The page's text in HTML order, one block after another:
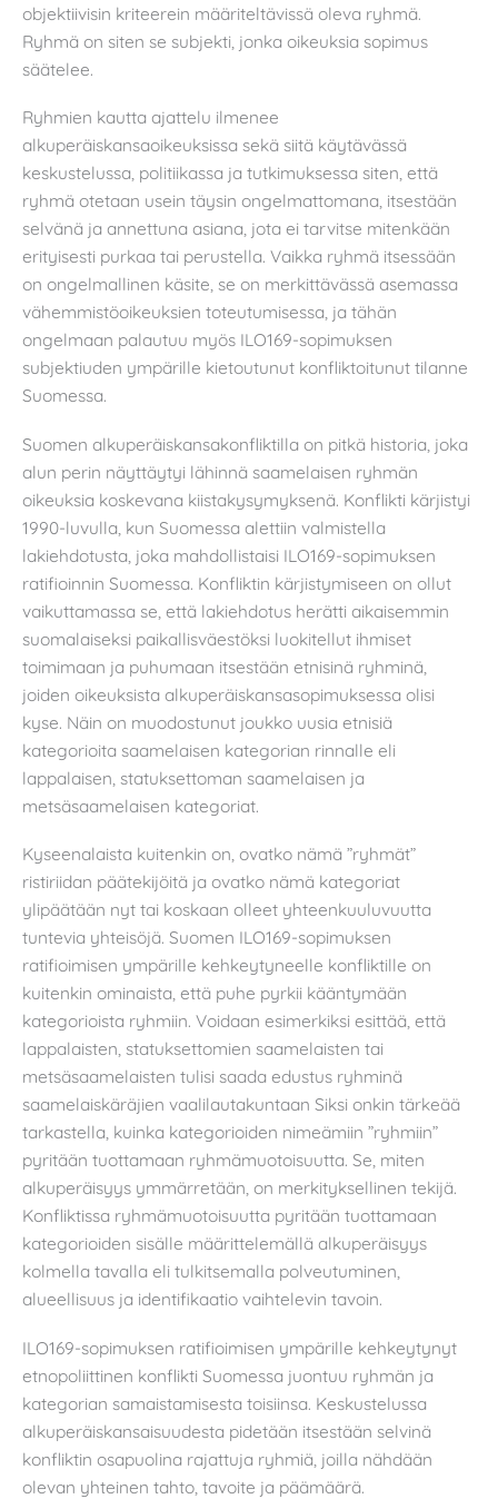
objektiivisin kriteerein määriteltävissä oleva ryhmä.
Ryhmä on siten se subjekti, jonka oikeuksia sopimus
säätelee.
Ryhmien kautta ajattelu ilmenee
alkuperäiskansaoikeuksissa sekä siitä käytävässä
keskustelussa, politiikassa ja tutkimuksessa siten, että
ryhmä otetaan usein täysin ongelmattomana, itsestään
selvänä ja annettuna asiana, jota ei tarvitse mitenkään
erityisesti purkaa tai perustella. Vaikka ryhmä itsessään
on ongelmallinen käsite, se on merkittävässä asemassa
vähemmistöoikeuksien toteutumisessa, ja tähän
ongelmaan palautuu myös ILO169-sopimuksen
subjektiuden ympärille kietoutunut konfliktoitunut tilanne
Suomessa.
Suomen alkuperäiskansakonfliktilla on pitkä historia, joka
alun perin näyttäytyi lähinnä saamelaisen ryhmän
oikeuksia koskevana kiistakysymyksenä. Konflikti kärjistyi
1990-luvulla, kun Suomessa alettiin valmistella
lakiehdotusta, joka mahdollistaisi ILO169-sopimuksen
ratifioinnin Suomessa. Konfliktin kärjistymiseen on ollut
vaikuttamassa se, että lakiehdotus herätti aikaisemmin
suomalaiseksi paikallisväestöksi luokitellut ihmiset
toimimaan ja puhumaan itsestään etnisinä ryhminä,
joiden oikeuksista alkuperäiskansasopimuksessa olisi
kyse. Näin on muodostunut joukko uusia etnisiä
kategorioita saamelaisen kategorian rinnalle eli
lappalaisen, statuksettoman saamelaisen ja
metsäsaamelaisen kategoriat.
Kyseenalaista kuitenkin on, ovatko nämä ”ryhmät”
ristiriidan päätekijöitä ja ovatko nämä kategoriat
ylipäätään nyt tai koskaan olleet yhteenkuuluvuutta
tuntevia yhteisöjä. Suomen ILO169-sopimuksen
ratifioimisen ympärille kehkeytyneelle konfliktille on
kuitenkin ominaista, että puhe pyrkii kääntymään
kategorioista ryhmiin. Voidaan esimerkiksi esittää, että
lappalaisten, statuksettomien saamelaisten tai
metsäsaamelaisten tulisi saada edustus ryhminä
saamelaiskäräjien vaalilautakuntaan Siksi onkin tärkeää
tarkastella, kuinka kategorioiden nimeämiin ”ryhmiin”
pyritään tuottamaan ryhmämuotoisuutta. Se, miten
alkuperäisyys ymmärretään, on merkityksellinen tekijä.
Konfliktissa ryhmämuotoisuutta pyritään tuottamaan
kategorioiden sisälle määrittelemällä alkuperäisyys
kolmella tavalla eli tulkitsemalla polveutuminen,
alueellisuus ja identifikaatio vaihtelevin tavoin.
ILO169-sopimuksen ratifioimisen ympärille kehkeytynyt
etnopoliittinen konflikti Suomessa juontuu ryhmän ja
kategorian samaistamisesta toisiinsa. Keskustelussa
alkuperäiskansaisuudesta pidetään itsestään selvinä
konfliktin osapuolina rajattuja ryhmiä, joilla nähdään
olevan yhteinen tahto, tavoite ja päämäärä.